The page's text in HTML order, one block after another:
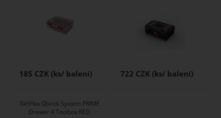
185 CZK 722 CZK
Skříňka Qbrick System PRIME
Drawer 4 Toolbox RED